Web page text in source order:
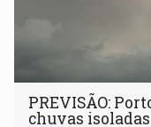
PREVISÃO:
chuvas